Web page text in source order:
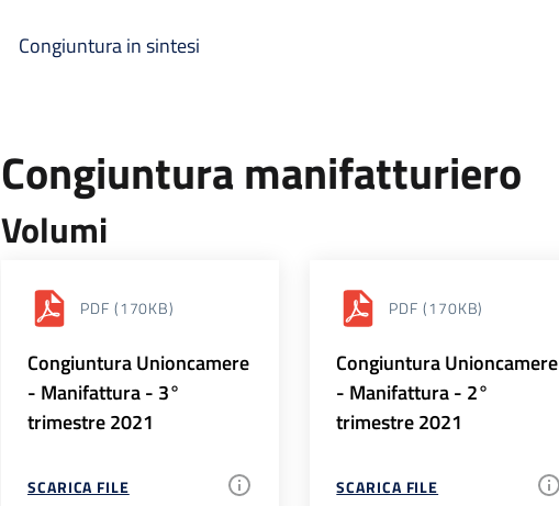
Congiuntura in sintesi
Congiuntura manifatturiero
Volumi
PDF (170KB)
Congiuntura Unioncamere
- Manifattura - 3°
trimestre 2021
SCARICA FILE
PDF (170KB)
Congiuntura Unioncamere
- Manifattura - 2°
trimestre 2021
SCARICA FILE